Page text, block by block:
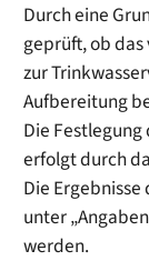
Durch eine
geprüft, ob
zur
Aufbereitung
Die
erfolgt durch
Die
unter
werden.